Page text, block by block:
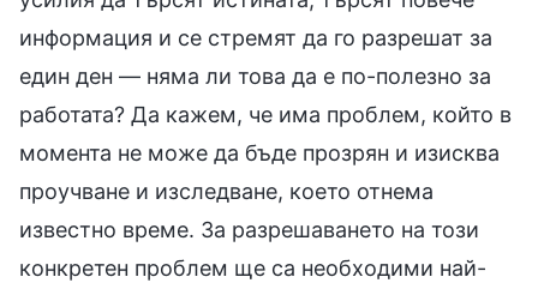
информация и се стремят да го разрешат за
един ден — няма ли това да е по-полезно за
работата? Да кажем, че има проблем, който в
момента не може да бъде прозрян и изисква
проучване и изследване, което отнема
известно време. За разрешаването на този
конкретен проблем ще са необходими най-